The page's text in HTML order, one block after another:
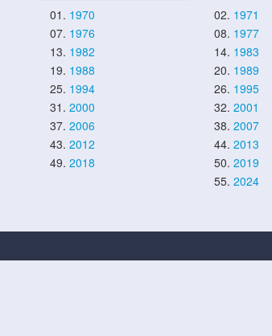
01. 1970 02. 1971
07. 1976 08. 1977
13. 1982 14. 1983
19. 1988 20. 1989
25. 1994 26. 1995
31. 2000 32. 2001
37. 2006 38. 2007
43. 2012 44. 2013
49. 2018 50. 2019
55. 2024